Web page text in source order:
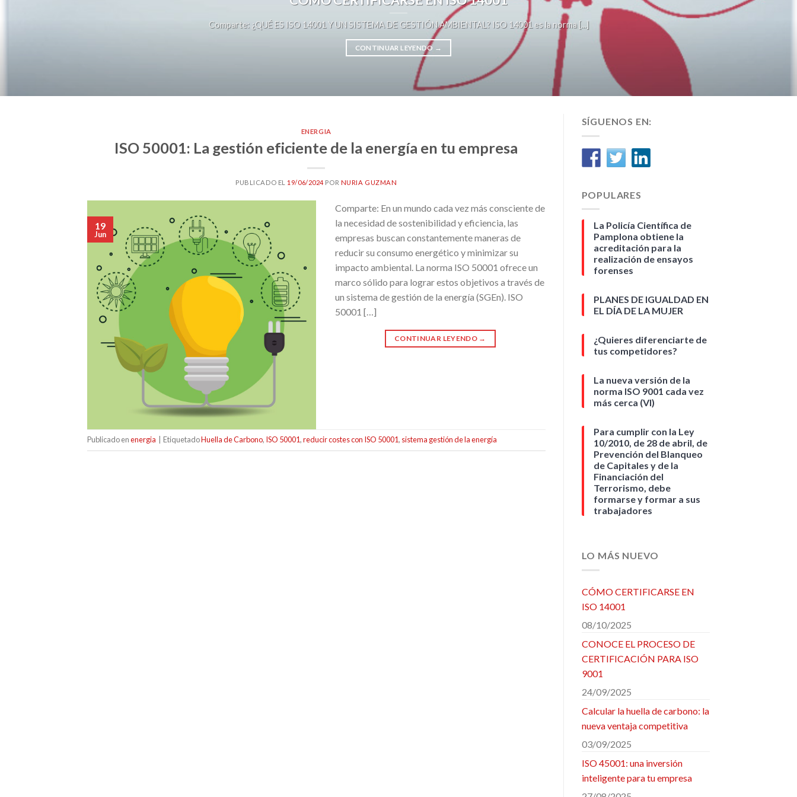
Comparte: ¿QUÉ ES ISO 14001 Y UN SISTEMA DE GESTIÓN AMBIENTAL? ISO 14001 es la norma [...]
CONTINUAR LEYENDO →
ENERGIA
ISO 50001: La gestión eficiente de la energía en tu empresa
PUBLICADO EL 19/06/2024POR NURIA GUZMAN
19
Jun
Comparte: En un mundo cada vez más consciente de
la necesidad de sostenibilidad y eficiencia, las
empresas buscan constantemente maneras de
reducir su consumo energético y minimizar su
impacto ambiental. La norma ISO 50001 ofrece un
marco sólido para lograr estos objetivos a través de
un sistema de gestión de la energía (SGEn). ISO
50001 […]
CONTINUAR LEYENDO →
Publicado enenergia EtiquetadoHuella de Carbono, ISO 50001,reducir costes con ISO 50001, sistema gestión de la energía
SÍGUENOS EN:
POPULARES
La Policía Científica de
Pamplona obtiene la
acreditación para la
realización de ensayos
forenses
PLANES DE IGUALDAD EN
EL DÍA DE LA MUJER
¿Quieres diferenciarte de
tus competidores?
La nueva versión de la
norma ISO 9001 cada vez
más cerca (VI)
Para cumplir con la Ley
10/2010, de 28 de abril, de
Prevención del Blanqueo
de Capitales y de la
Financiación del
Terrorismo, debe
formarse y formar a sus
trabajadores
LO MÁS NUEVO
CÓMO CERTIFICARSE EN
ISO 14001
08/10/2025
CONOCE EL PROCESO DE
CERTIFICACIÓN PARA ISO
9001
24/09/2025
Calcular la huella de carbono: la
nueva ventaja competitiva
03/09/2025
ISO 45001: una inversión
inteligente para tu empresa